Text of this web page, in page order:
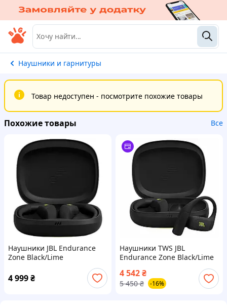
Наушники и гарнитуры
Товар недоступен - посмотрите похожие товары
Похожие товары Все
Наушники JBL Endurance
Zone Black/Lime
4 999₴
Наушники TWS JBL
Endurance Zone Black/Lime
4 542₴
5 450 ₴ -16%